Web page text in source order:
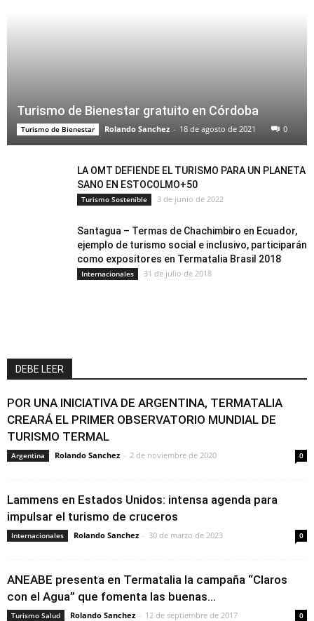
Turismo de Bienestar gratuito en Córdoba
Turismo de Bienestar Rolando Sanchez - 18 de agosto de 2021 0
LA OMT DEFIENDE EL TURISMO PARA UN PLANETA
SANO EN ESTOCOLMO+50
Turismo Sostenible 3 de junio de 2022
Santagua – Termas de Chachimbiro en Ecuador,
ejemplo de turismo social e inclusivo, participarán
como expositores en Termatalia Brasil 2018
Internacionales 31 de julio de 2018
DEBE LEER
POR UNA INICIATIVA DE ARGENTINA, TERMATALIA
CREARÁ EL PRIMER OBSERVATORIO MUNDIAL DE
TURISMO TERMAL
Argentina Rolando Sanchez - 2 de noviembre de 2020 0
Lammens en Estados Unidos: intensa agenda para
impulsar el turismo de cruceros
Internacionales Rolando Sanchez - 30 de marzo de 2023 0
ANEABE presenta en Termatalia la campaña “Claros
con el Agua” que fomenta las buenas...
Turismo Salud Rolando Sanchez - 12 de septiembre de 2017 0